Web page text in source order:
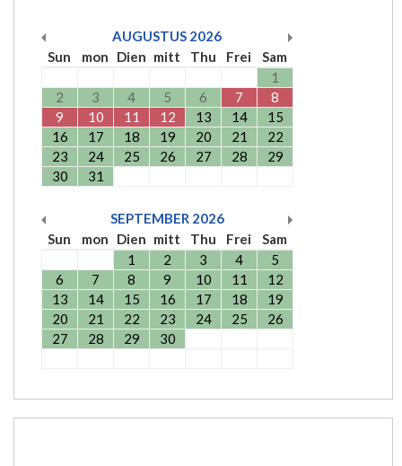
AUGUSTUS 2026
Sun
mon Dien mitt Thu Frei
Sam
1
2
3 4 5 6 7
8
9
10 11 12 13 14
15
16
17 18 19 20 21
22
23
24 25 26 27 28
29
30
31
SEPTEMBER 2026
Sun
mon Dien mitt Thu Frei
Sam
1
2 3 4
5
6
7 8 9 10 11
12
13
14 15 16 17 18
19
20
21 22 23 24 25
26
27
28 29 30